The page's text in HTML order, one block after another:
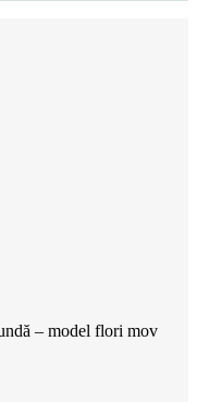
– model flori mov